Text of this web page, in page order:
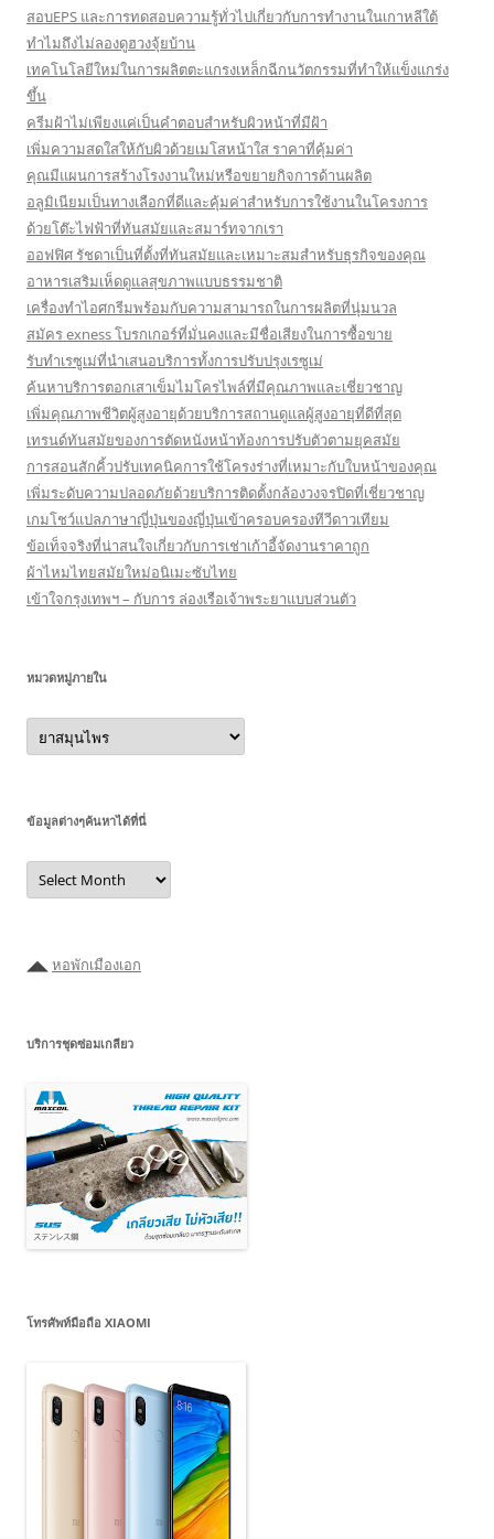
สอบEPS และการทดสอบความรู้ทั่วไปเกี่ยวกับการทำงานในเกาหลีใต้
ทำไมถึงไม่ลองดูฮวงจุ้ยบ้าน
เทคโนโลยีใหม่ในการผลิตตะแกรงเหล็กฉีกนวัตกรรมที่ทำให้แข็งแกร่ง
ขึ้น
ครีมฝ้าไม่เพียงแค่เป็นคำตอบสำหรับผิวหน้าที่มีฝ้า
เพิ่มความสดใสให้กับผิวด้วยเมโสหน้าใส ราคาที่คุ้มค่า
คุณมีแผนการสร้างโรงงานใหม่หรือขยายกิจการด้านผลิต
อลูมิเนียมเป็นทางเลือกที่ดีและคุ้มค่าสำหรับการใช้งานในโครงการ
ด้วยโต๊ะไฟฟ้าที่ทันสมัยและสมาร์ทจากเรา
ออฟฟิศ รัชดาเป็นที่ตั้งที่ทันสมัยและเหมาะสมสำหรับธุรกิจของคุณ
อาหารเสริมเห็ดดูแลสุขภาพแบบธรรมชาติ
เครื่องทำไอศกรีมพร้อมกับความสามารถในการผลิตที่นุ่มนวล
สมัคร exness โบรกเกอร์ที่มั่นคงและมีชื่อเสียงในการซื้อขาย
รับทำเรซูเม่ที่นำเสนอบริการทั้งการปรับปรุงเรซูเม่
ค้นหาบริการตอกเสาเข็มไมโครไพล์ที่มีคุณภาพและเชี่ยวชาญ
เพิ่มคุณภาพชีวิตผู้สูงอายุด้วยบริการสถานดูแลผู้สูงอายุที่ดีที่สุด
เทรนด์ทันสมัยของการตัดหนังหน้าท้องการปรับตัวตามยุคสมัย
การสอนสักคิ้วปรับเทคนิคการใช้โครงร่างที่เหมาะกับใบหน้าของคุณ
เพิ่มระดับความปลอดภัยด้วยบริการติดตั้งกล้องวงจรปิดที่เชี่ยวชาญ
เกมโชว์แปลภาษาญี่ปุ่นของญี่ปุ่นเข้าครอบครองทีวีดาวเทียม
ข้อเท็จจริงที่น่าสนใจเกี่ยวกับการเช่าเก้าอี้จัดงานราคาถูก
ผ้าไหมไทยสมัยใหม่อนิเมะซับไทย
เข้าใจกรุงเทพฯ – กับการ ล่องเรือเจ้าพระยาแบบส่วนตัว
หมวดหมู่ภายใน
หมวด
หมู่
ภายใน
ข้อมูลต่างๆค้นหาได้ที่นี่
ข้อมูล
ต่างๆ
ค้นหา
◢◣ หอพักเมืองเอก
บริการชุดซ่อมเกลียว
โทรศัพท์มือถือ XIAOMI